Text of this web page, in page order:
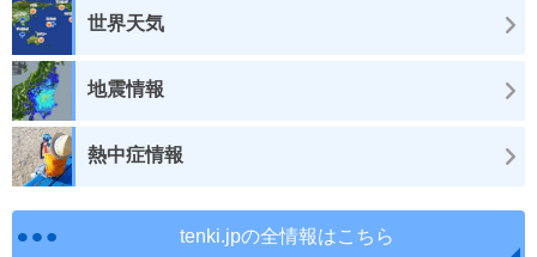
世界天気
地震情報
熱中症情報
tenki.jpの全情報はこちら